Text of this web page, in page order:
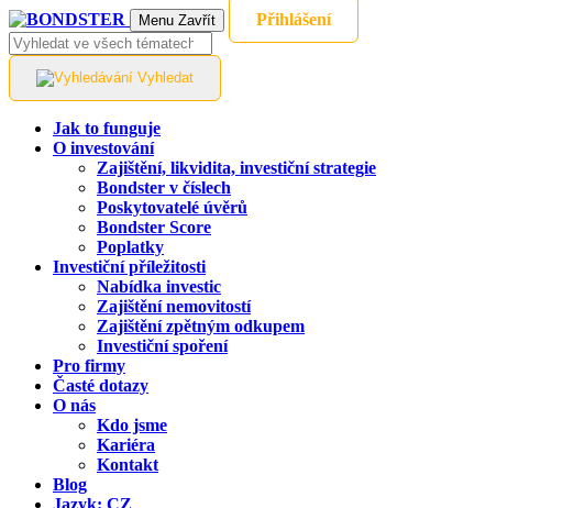
Menu Zavřít Přihlášení
Vyhledat
Jak to funguje
O investování
Zajištění, likvidita, investiční strategie
Bondster v číslech
Poskytovatelé úvěrů
Bondster Score
Poplatky
Investiční příležitosti
Nabídka investic
Zajištění nemovitostí
Zajištění zpětným odkupem
Investiční spoření
Pro firmy
Časté dotazy
O nás
Kdo jsme
Kariéra
Kontakt
Blog
Jazyk: CZ